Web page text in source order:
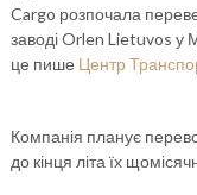
Cargo розпочала
заводі Orlen Lietuvos у
це пише Центр
Компанія планує
до кінця літа їх